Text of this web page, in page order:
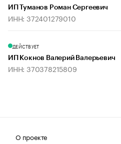
ИП Туманов Роман Сергеевич
ИНН: 372401279010
ДЕЙСТВУЕТ
ИП Кокнов Валерий Валерьевич
ИНН: 370378215809
О проекте